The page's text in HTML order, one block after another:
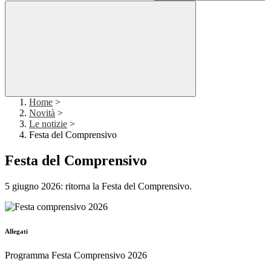
Home >
Novità >
Le notizie >
Festa del Comprensivo
Festa del Comprensivo
5 giugno 2026: ritorna la Festa del Comprensivo.
Allegati
Programma Festa Comprensivo 2026